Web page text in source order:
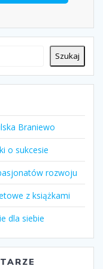
Szukaj
Braniewo
o sukcesie
rozwoju
z książkami
dla siebie